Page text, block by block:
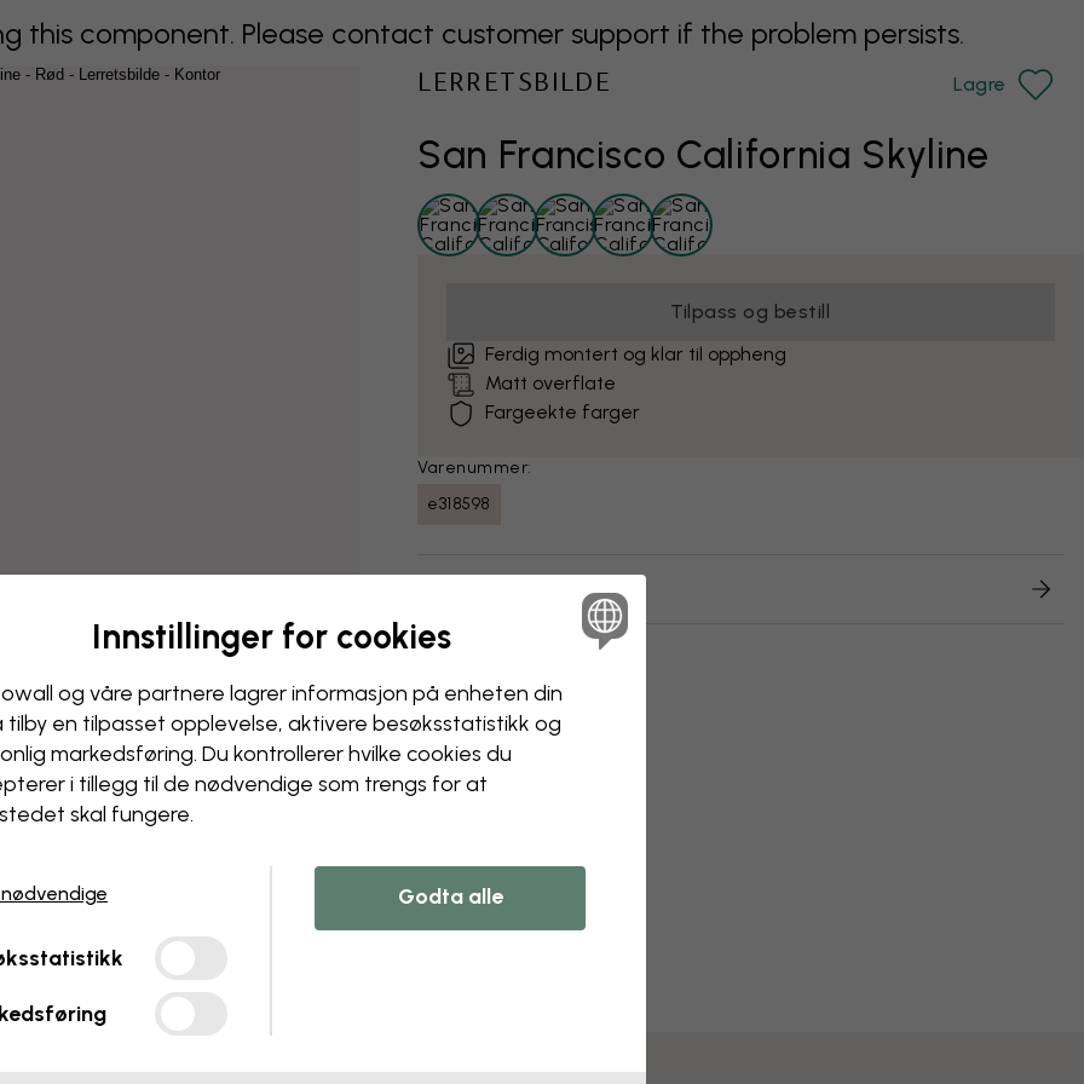
this component. Please contact customer support if the problem persists.
San Francisco California Skyline
LERRETSBILDE Lagre
Tilpass og bestill
Ferdig montert og klar til oppheng
Matt overflate
Fargeekte farger
Varenummer:
e318598
Innstillinger for cookies
og våre partnere lagrer informasjon på enheten din
tilby en tilpasset opplevelse, aktivere besøks­statistikk og
markedsføring. Du kontrollerer hvilke cookies du
i tillegg til de nødvendige som trengs for at
skal fungere.
Godta alle